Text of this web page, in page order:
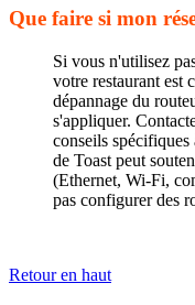
Que faire si mon
Si vous n'utilisez
votre restaurant est
dépannage du
s'appliquer.
conseils
de Toast peut
(Ethernet, Wi-Fi,
pas configurer des
Retour en haut